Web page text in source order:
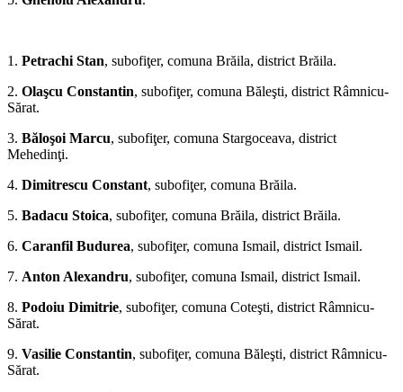
1. Petrachi Stan, subofiţer, comuna Brăila, district Bră­ila.
2. Olaşcu Constantin, subofiţer, comuna Băleşti, district Râmnicu-
Sărat.
3. Băloşoi Marcu, subofiţer, comuna Stargoceava, district
Mehedinţi.
4. Dimitrescu Constant, subofiţer, comuna Brăila.
5. Badacu Stoica, subofiţer, comuna Brăila, district Brăila.
6. Caranfil Budurea, subofiţer, comuna Ismail, district Ismail.
7. Anton Alexandru, subofiţer, comuna Ismail, district Ismail.
8. Podoiu Dimitrie, subofiţer, comuna Coteşti, district Râmnicu-
Sărat.
9. Vasilie Constantin, subofiţer, comuna Băleşti, district Râmnicu-
Sărat.